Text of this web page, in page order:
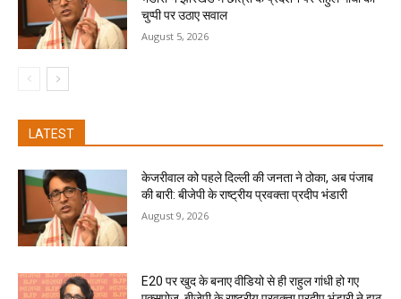
चुप्पी पर उठाए सवाल
August 5, 2026
LATEST
केजरीवाल को पहले दिल्ली की जनता ने ठोका, अब पंजाब
की बारी: बीजेपी के राष्ट्रीय प्रवक्ता प्रदीप भंडारी
August 9, 2026
E20 पर खुद के बनाए वीडियो से ही राहुल गांधी हो गए